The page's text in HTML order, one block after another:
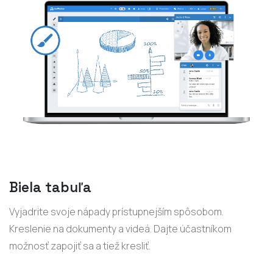
Biela tabuľa
Vyjadrite svoje nápady prístupnejším spôsobom.
Kreslenie na dokumenty a videá. Dajte účastníkom
možnosť zapojiť sa a tiež kresliť.